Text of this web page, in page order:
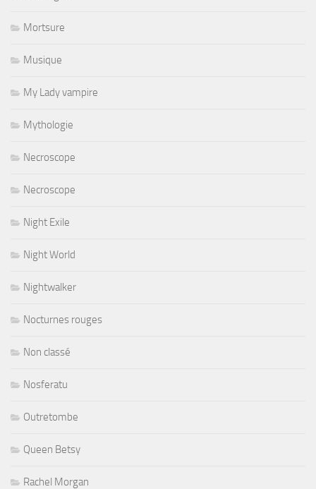
Mortsure
Musique
My Lady vampire
Mythologie
Necroscope
Necroscope
Night Exile
Night World
Nightwalker
Nocturnes rouges
Non classé
Nosferatu
Outretombe
Queen Betsy
Rachel Morgan